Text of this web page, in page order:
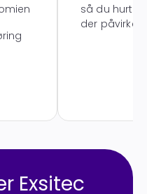
så du
der påvirker
Exsitec